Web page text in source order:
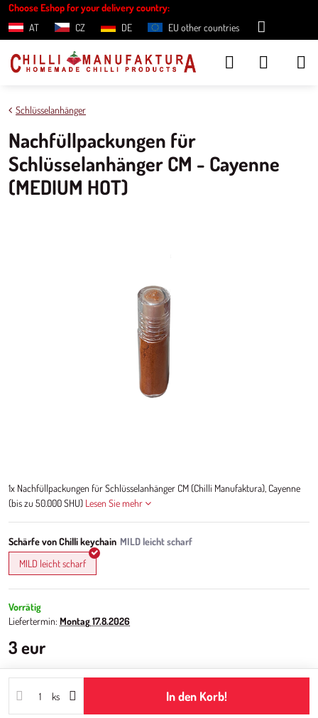
Choose Eshop for your delivery country:
AT
CZ DE EU other countries
Schlüsselanhänger
Nachfüllpackungen für
Schlüsselanhänger CM - Cayenne
(MEDIUM HOT)
1x Nachfüllpackungen für Schlüsselanhänger CM (Chilli Manufaktura), Cayenne
(bis zu 50.000 SHU) Lesen Sie mehr
Schärfe von Chilli keychain
MILD leicht scharf
Vorrätig
Liefertermin: Montag17.8.2026
3 eur
ks In den Korb!